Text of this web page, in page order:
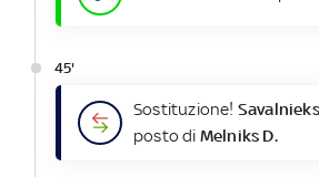
45'
Sostituzione!
posto di Melniks D.